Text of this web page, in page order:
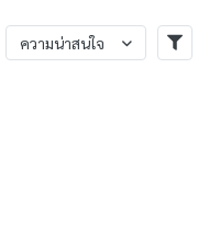
ความน่าสนใจ